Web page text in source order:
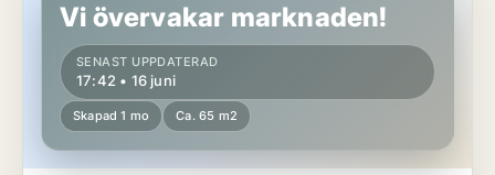
Vi övervakar marknaden!
SENAST UPPDATERAD
17:42 • 16 juni
Skapad 1 mo Ca. 65 m2